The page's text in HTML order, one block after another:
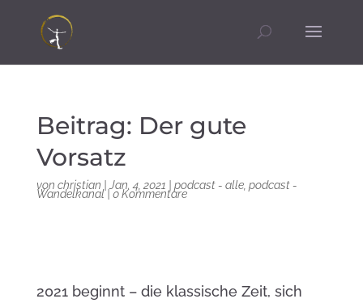
Beitrag: Der gute
Vorsatz
von christian Jan. 4, 2021 podcast - alle, podcast -
Wandelkanal| 0 Kommentare
2021 beginnt – die klassische Zeit, sich